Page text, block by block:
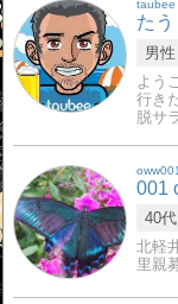
taubee
た
男性
よう
行き
脱サ
oww001
001
40代
北軽
里親